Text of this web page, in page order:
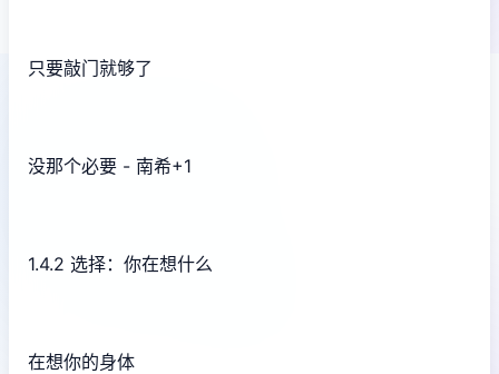
只要敲门就够了
没那个必要 - 南希+1
1.4.2 选择：你在想什么
在想你的身体